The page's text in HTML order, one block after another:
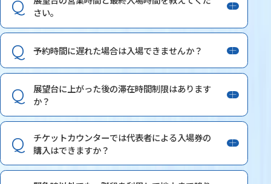
さい。
予約時間に遅れた場合は入場できませんか？
展望台に上がった後の滞在時間制限はあります
か？
チケットカウンターでは代表者による入場券の
購入はできますか？